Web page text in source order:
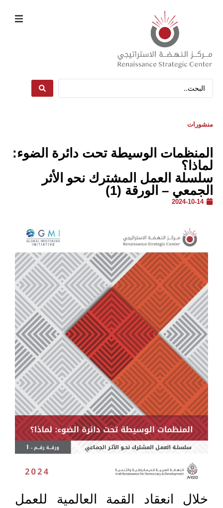
منشورات
المنظمات الوسيطة تحت دائرة الضوء:
لماذا؟
سلسلة العمل المشترك نحو الأثر
الجمعي – الورقة (1)
2024-10-14
خلال انعقاد القمة العالمية للعمل